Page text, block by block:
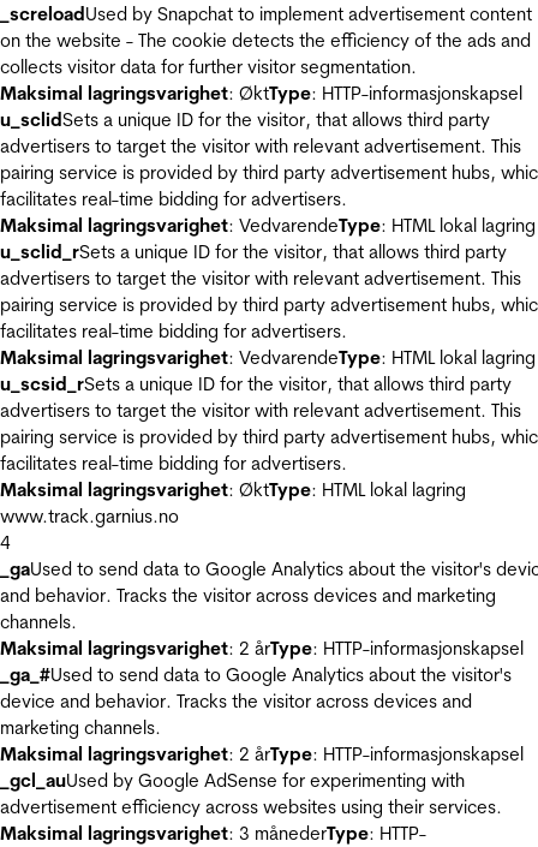
_screloadUsed by Snapchat to implement advertisement content
on the website - The cookie detects the efficiency of the ads and
collects visitor data for further visitor segmentation.
Maksimal lagringsvarighet: ØktType: HTTP-informasjonskapsel
u_sclidSets a unique ID for the visitor, that allows third party
advertisers to target the visitor with relevant advertisement. This
pairing service is provided by third party advertisement hubs,
facilitates real-time bidding for advertisers.
Maksimal lagringsvarighet: VedvarendeType: HTML lokal lagring
u_sclid_rSets a unique ID for the visitor, that allows third party
advertisers to target the visitor with relevant advertisement. This
pairing service is provided by third party advertisement hubs,
facilitates real-time bidding for advertisers.
Maksimal lagringsvarighet: VedvarendeType: HTML lokal lagring
u_scsid_rSets a unique ID for the visitor, that allows third party
advertisers to target the visitor with relevant advertisement. This
pairing service is provided by third party advertisement hubs,
facilitates real-time bidding for advertisers.
Maksimal lagringsvarighet: ØktType: HTML lokal lagring
www.track.garnius.no
4
_gaUsed to send data to Google Analytics about the visitor's
and behavior. Tracks the visitor across devices and marketing
channels.
Maksimal lagringsvarighet: 2 årType: HTTP-informasjonskapsel
_ga_#Used to send data to Google Analytics about the visitor's
device and behavior. Tracks the visitor across devices and
marketing channels.
Maksimal lagringsvarighet: 2 årType: HTTP-informasjonskapsel
_gcl_auUsed by Google AdSense for experimenting with
advertisement efficiency across websites using their services.
Maksimal lagringsvarighet: 3 månederType: HTTP-